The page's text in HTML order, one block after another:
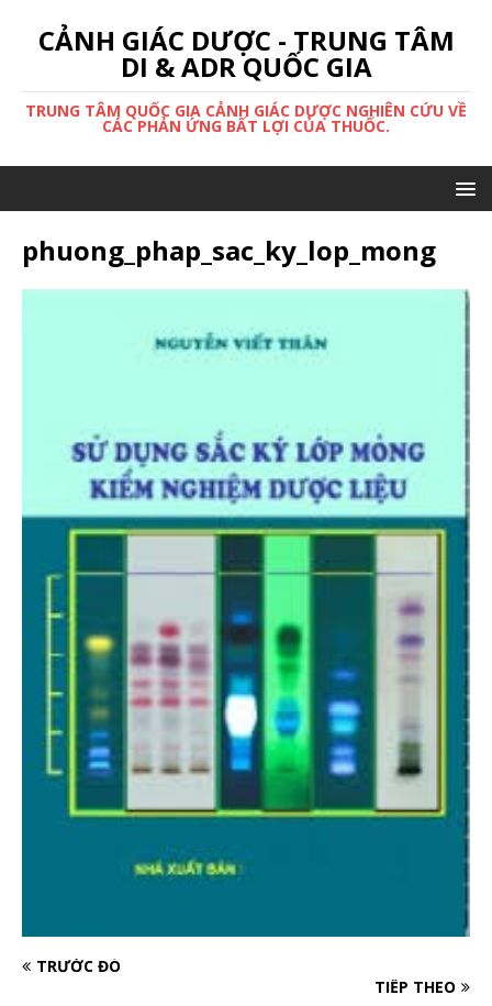
CẢNH GIÁC DƯỢC - TRUNG TÂM
DI & ADR QUỐC GIA
TRUNG TÂM QUỐC GIA CẢNH GIÁC DƯỢC NGHIÊN CỨU VỀ
CÁC PHẢN ỨNG BẤT LỢI CỦA THUỐC.
phuong_phap_sac_ky_lop_mong
TRƯỚC ĐÓ
TIẾP THEO